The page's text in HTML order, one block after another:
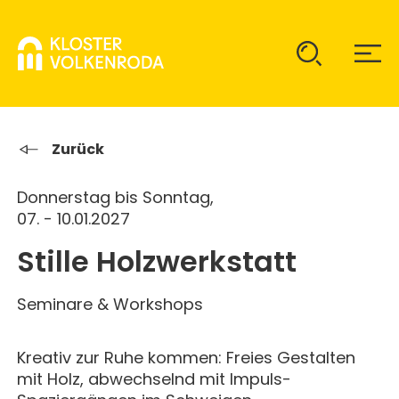
KLOSTER
ÜBER UNS
KOMMUNITÄT
CHRISTUS-PAVILLON
GAST SEIN
KINDER UND FAMILIEN
JUGENDGRUPPEN
VERANSTALTUNGEN
GEBET & GOTTESDIENST
Zurück
Donnerstag bis Sonntag,
07. - 10.01.2027
Stille Holzwerkstatt
Seminare & Workshops
Kreativ zur Ruhe kommen: Freies Gestalten
mit Holz, abwechselnd mit Impuls-